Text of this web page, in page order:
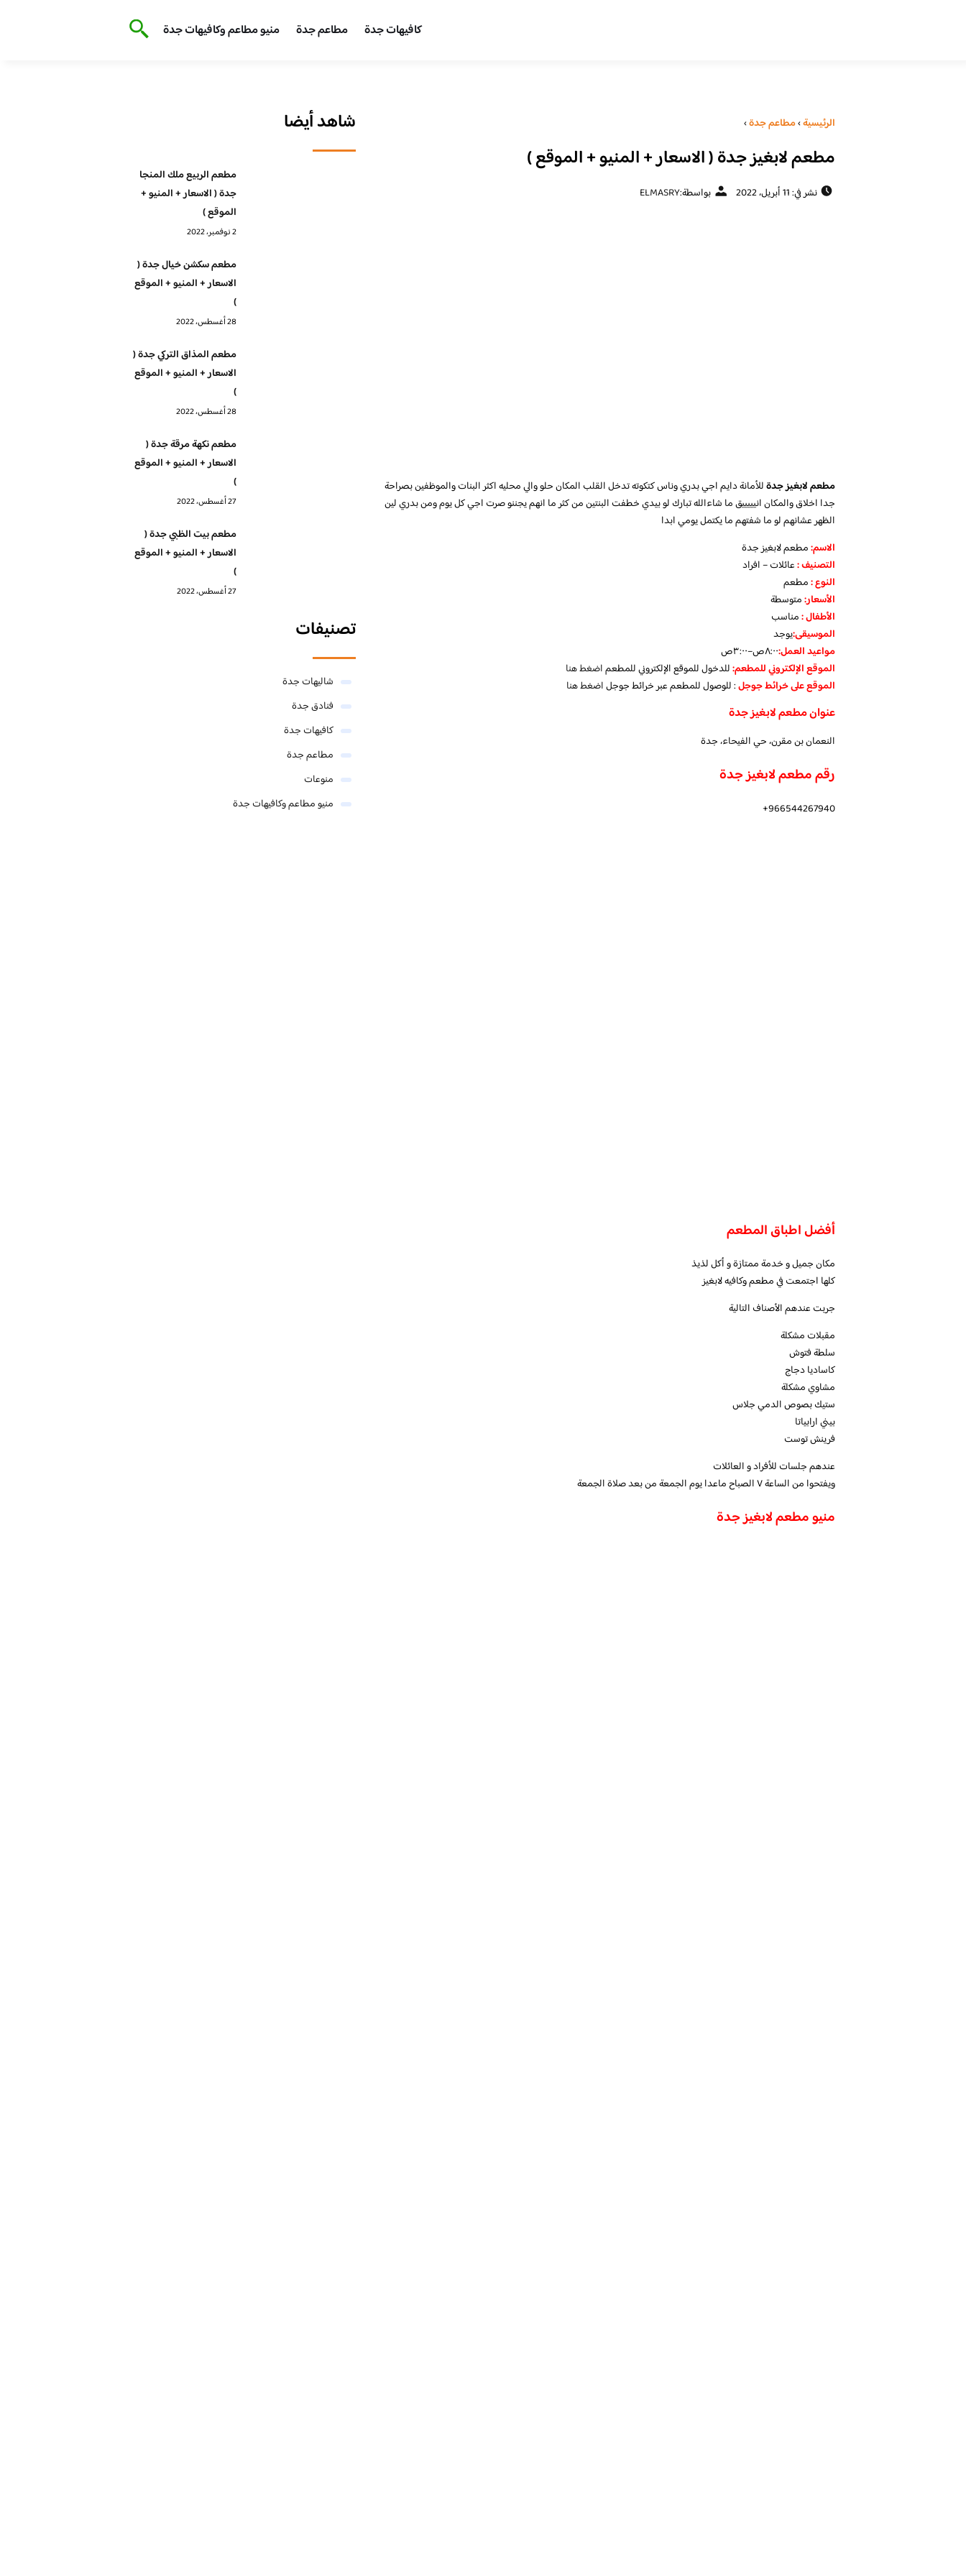
كافيهات جدة مطاعم جدة منيو مطاعم وكافيهات جدة
الرئيسية›مطاعم جدة›
مطعم لابغيز جدة ( الاسعار + المنيو + الموقع )
نشر في: 11 أبريل، 2022 بواسطة:ELMASRY
مطعم لابغيز جدةللأمانة دايم اجي بدري وناس كتكوته تدخل القلب المكان حلو والي محليه اكثر البنات والموظفين بصراحة
جدا اخلاق والمكان انيييييق ما شاءالله تبارك لو بيدي خطفت البنتين من كثر ما انهم يجننو صرت اجي كل يوم ومن بدري لين
الظهر عشانهم لو ما شفتهم ما يكتمل يومي ابدا
الاسم:مطعم لابغيز جدة
التصنيف:عائلات – افراد
النوع :مطعم
الأسعار:متوسطة
الأطفال:مناسب
الموسيقى:يوجد
مواعيد العمل:٨:٠٠ص–٣:٠٠ص
الموقع الإلكتروني للمطعم:للدخول للموقع الإلكتروني للمطعماضغط هنا
الموقع على خرائط جوجل: للوصول للمطعم عبر خرائط جوجلاضغط هنا
عنوان مطعم لابغيز جدة
النعمان بن مقرن، حي الفيحاء، جدة
رقم مطعم لابغيز جدة
966544267940+
أفضل اطباق المطعم
مكان جميل و خدمة ممتازة و أكل لذيذ
كلها اجتمعت في مطعم وكافيه لابغيز
جربت عندهم الأصناف التالية
مقبلات مشكلة
سلطة فتوش
كاساديا دجاج
مشاوي مشكلة
ستيك بصوص الدمي جلاس
بيني ارابياتا
فرينش توست
عندهم جلسات للأفراد و العائلات
ويفتحوا من الساعة ٧ الصباح ماعدا يوم الجمعة من بعد صلاة الجمعة
منيو مطعم لابغيز جدة
شاهد أيضا
مطعم الربيع ملك المنجا
جدة ( الاسعار + المنيو +
الموقع )
2 نوفمبر، 2022
مطعم سكشن خيال جدة (
الاسعار + المنيو + الموقع
)
28 أغسطس، 2022
مطعم المذاق التركي جدة (
الاسعار + المنيو + الموقع
)
28 أغسطس، 2022
مطعم نكهة مرقة جدة (
الاسعار + المنيو + الموقع
)
27 أغسطس، 2022
مطعم بيت الظبي جدة (
الاسعار + المنيو + الموقع
)
27 أغسطس، 2022
تصنيفات
شاليهات جدة
فنادق جدة
كافيهات جدة
مطاعم جدة
منوعات
منيو مطاعم وكافيهات جدة